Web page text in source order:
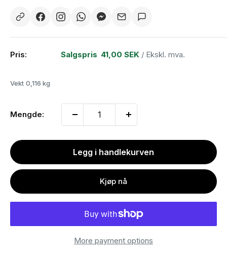
Pris: Salgspris 41,00 SEK / Ekskl. mva.
Vekt 0,116 kg
Mengde:
Legg i handlekurven
Kjøp nå
More payment options